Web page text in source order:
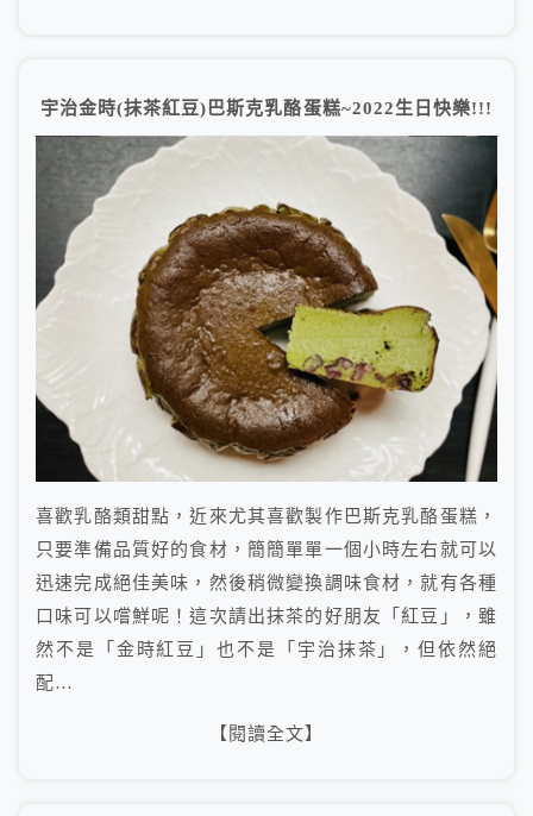
宇治金時(抹茶紅豆)巴斯克乳酪蛋糕~2022生日快樂!!!
喜歡乳酪類甜點，近來尤其喜歡製作巴斯克乳酪蛋糕，
只要準備品質好的食材，簡簡單單一個小時左右就可以
迅速完成絕佳美味，然後稍微變換調味食材，就有各種
口味可以嚐鮮呢！這次請出抹茶的好朋友「紅豆」，雖
然不是「金時紅豆」也不是「宇治抹茶」，但依然絕
配…
【閱讀全文】